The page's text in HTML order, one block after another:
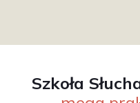
Szkoła